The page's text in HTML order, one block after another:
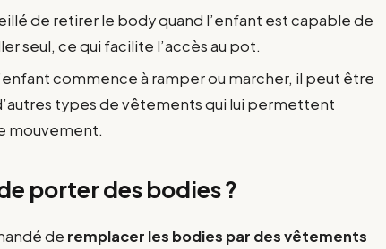
de retirer le body quand l’enfant est capable de
seul, ce qui facilite l’accès au pot.
commence à ramper ou marcher, il peut être
types de vêtements qui lui permettent
mouvement.
porter des bodies ?
de remplacer les bodies par des vêtements